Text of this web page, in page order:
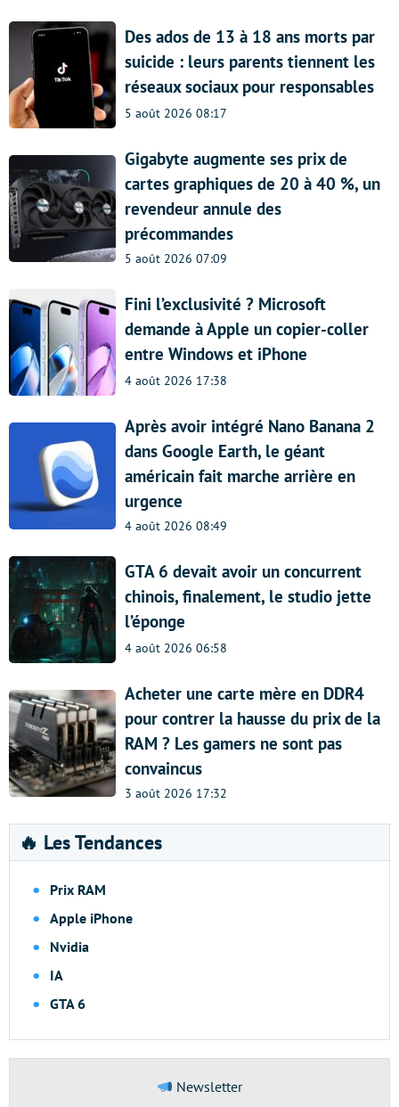
Des ados de 13 à 18 ans morts par
suicide : leurs parents tiennent les
réseaux sociaux pour responsables
5 août 2026 08:17
Gigabyte augmente ses prix de
cartes graphiques de 20 à 40 %, un
revendeur annule des
précommandes
5 août 2026 07:09
Fini l’exclusivité ? Microsoft
demande à Apple un copier-coller
entre Windows et iPhone
4 août 2026 17:38
Après avoir intégré Nano Banana 2
dans Google Earth, le géant
américain fait marche arrière en
urgence
4 août 2026 08:49
GTA 6 devait avoir un concurrent
chinois, finalement, le studio jette
l’éponge
4 août 2026 06:58
Acheter une carte mère en DDR4
pour contrer la hausse du prix de la
RAM ? Les gamers ne sont pas
convaincus
3 août 2026 17:32
🔥 Les Tendances
Prix RAM
Apple iPhone
Nvidia
IA
GTA 6
Newsletter